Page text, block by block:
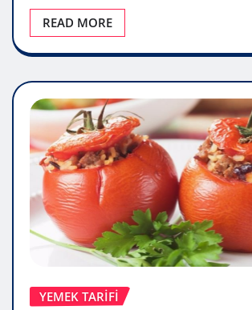
READ MORE
YEMEK TARIFI